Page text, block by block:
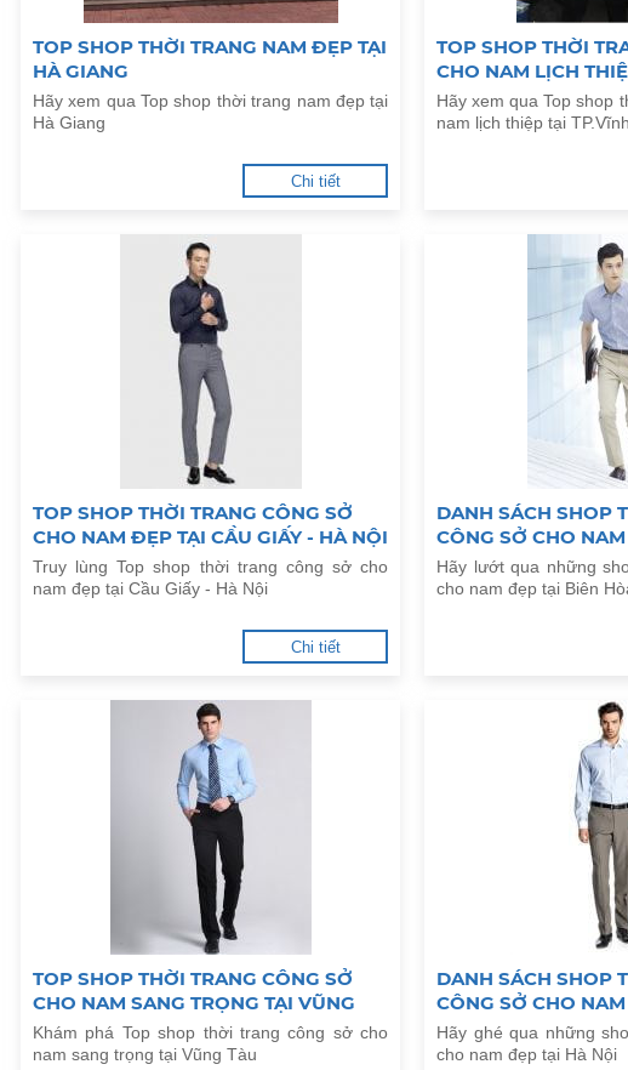
TOP SHOP THỜI TRANG NAM ĐẸP TẠI
HÀ GIANG
Hãy xem qua Top shop thời trang nam đẹp tại
Hà Giang
Chi tiết
TOP SHOP THỜI
CHO NAM LỊCH
LONG
Hãy xem qua Top shop
nam lịch thiệp tại
TOP SHOP THỜI TRANG CÔNG SỞ
CHO NAM ĐẸP TẠI CẦU GIẤY - HÀ NỘI
Truy lùng Top shop thời trang công sở cho
nam đẹp tại Cầu Giấy - Hà Nội
Chi tiết
DANH SÁCH SHOP
CÔNG SỞ CHO
HÒA
Hãy lướt qua những
cho nam đẹp tại Biên
TOP SHOP THỜI TRANG CÔNG SỞ
CHO NAM SANG TRỌNG TẠI VŨNG
TÀU
Khám phá Top shop thời trang công sở cho
nam sang trọng tại Vũng Tàu
DANH SÁCH SHOP
CÔNG SỞ CHO
Hãy ghé qua những
cho nam đẹp tại Hà Nội